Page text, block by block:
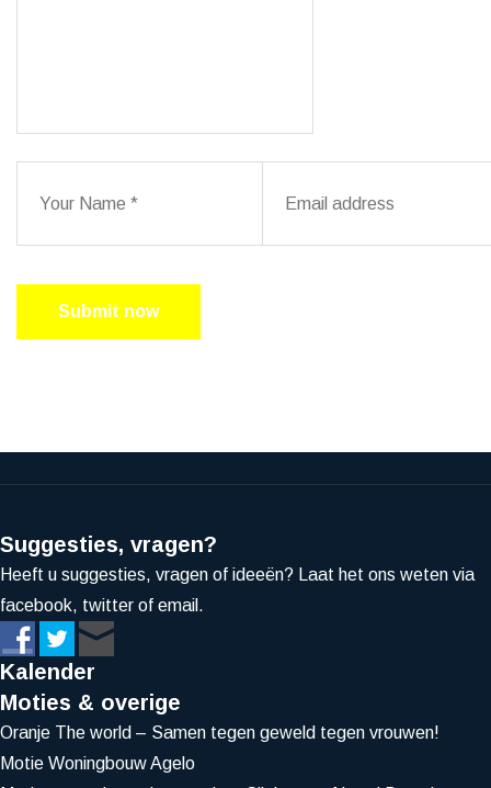
Submit now
Suggesties, vragen?
Heeft u suggesties, vragen of ideeën? Laat het ons weten via
facebook, twitter of email.
Kalender
Moties & overige
Oranje The world – Samen tegen geweld tegen vrouwen!
Motie Woningbouw Agelo